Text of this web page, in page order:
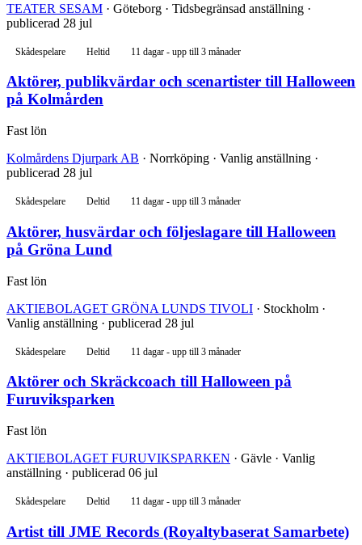
TEATER SESAM · Göteborg · Tidsbegränsad anställning ·
publicerad 28 jul
Skådespelare Heltid 11 dagar - upp till 3 månader
Aktörer, publikvärdar och scenartister till Halloween
på Kolmården
Fast lön
Kolmårdens Djurpark AB · Norrköping · Vanlig anställning ·
publicerad 28 jul
Skådespelare Deltid 11 dagar - upp till 3 månader
Aktörer, husvärdar och följeslagare till Halloween
på Gröna Lund
Fast lön
AKTIEBOLAGET GRÖNA LUNDS TIVOLI · Stockholm ·
Vanlig anställning · publicerad 28 jul
Skådespelare Deltid 11 dagar - upp till 3 månader
Aktörer och Skräckcoach till Halloween på
Furuviksparken
Fast lön
AKTIEBOLAGET FURUVIKSPARKEN · Gävle · Vanlig
anställning · publicerad 06 jul
Skådespelare Deltid 11 dagar - upp till 3 månader
Artist till JME Records (Royaltybaserat Samarbete)